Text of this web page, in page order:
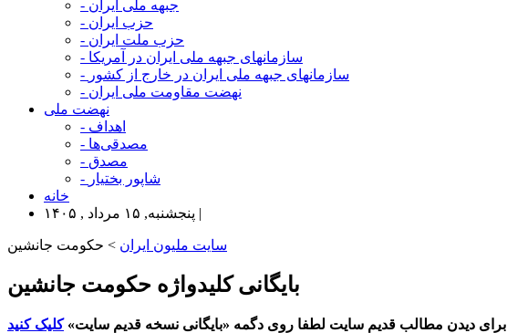
- جبهه ملی ایران
- حزب ایران
- حزب ملت ایران
- سازمانهای جبهه ملی ایران در آمریکا
- سازمانهای جبهه ملی ایران در خارج از کشور
- نهضت مقاومت ملی ایران
نهضت ملی
- اهداف
- مصدقی‌ها
- مصدق
- شاپور بختیار
خانه
پنجشنبه, ۱۵ مرداد , ۱۴۰۵ |
سایت ملیون ایران > حکومت جانشین
بایگانی کلیدواژه حکومت جانشین
برای دیدن مطالب قدیم سایت لطفا روی دگمه «بایگانی نسخه قدیم سایت»کلیک کنید